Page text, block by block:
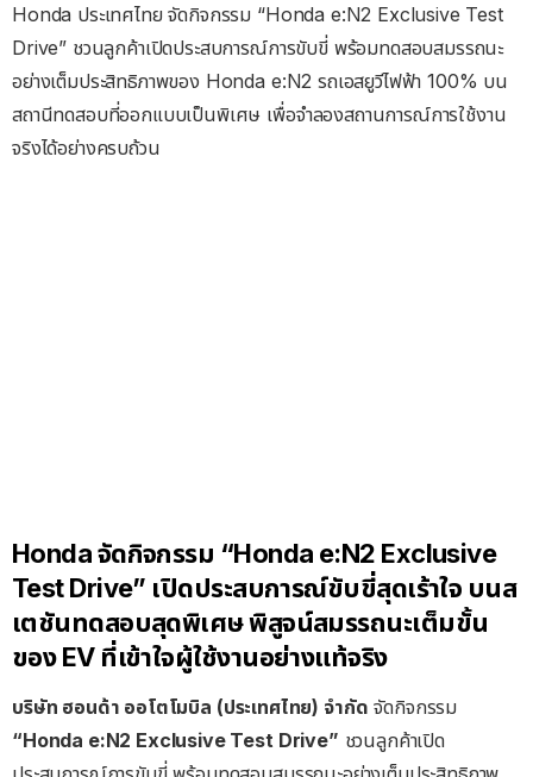
Honda ประเทศไทย จัดกิจกรรม “Honda e:N2 Exclusive Test
Drive” ชวนลูกค้าเปิดประสบการณ์การขับขี่ พร้อมทดสอบสมรรถนะ
อย่างเต็มประสิทธิภาพของ Honda e:N2 รถเอสยูวีไฟฟ้า 100% บน
สถานีทดสอบที่ออกแบบเป็นพิเศษ เพื่อจำลองสถานการณ์การใช้งาน
จริงได้อย่างครบถ้วน
Honda จัดกิจกรรม “Honda e:N2 Exclusive
Test Drive” เปิดประสบการณ์ขับขี่สุดเร้าใจ บนส
เตชันทดสอบสุดพิเศษ พิสูจน์สมรรถนะเต็มขั้น
ของ EV ที่เข้าใจผู้ใช้งานอย่างแท้จริง
บริษัท ฮอนด้า ออโตโมบิล (ประเทศไทย) จำกัด จัดกิจกรรม
“Honda e:N2 Exclusive Test Drive” ชวนลูกค้าเปิด